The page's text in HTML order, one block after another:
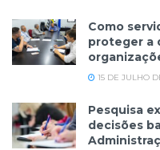
Como
proteger a
15 DE JULHO
Pesquisa
decisões